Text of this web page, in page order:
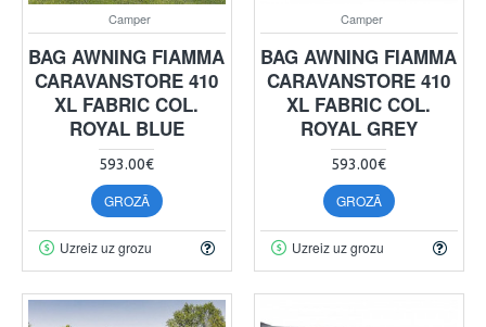
Camper
BAG AWNING FIAMMA
CARAVANSTORE 410
XL FABRIC COL.
ROYAL BLUE
593.00€
GROZĀ
Uzreiz uz grozu
Camper
BAG AWNING FIAMMA
CARAVANSTORE 410
XL FABRIC COL.
ROYAL GREY
593.00€
GROZĀ
Uzreiz uz grozu